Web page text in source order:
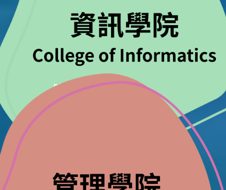
體面工作與經濟成長
產業、創新與基礎設施